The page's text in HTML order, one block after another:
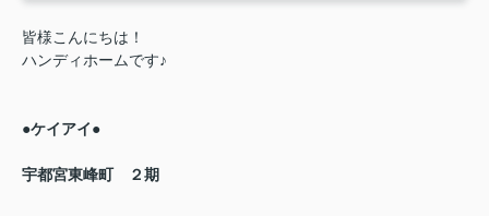
皆様こんにちは！
ハンディホームです♪
●ケイアイ●
宇都宮東峰町 ２期